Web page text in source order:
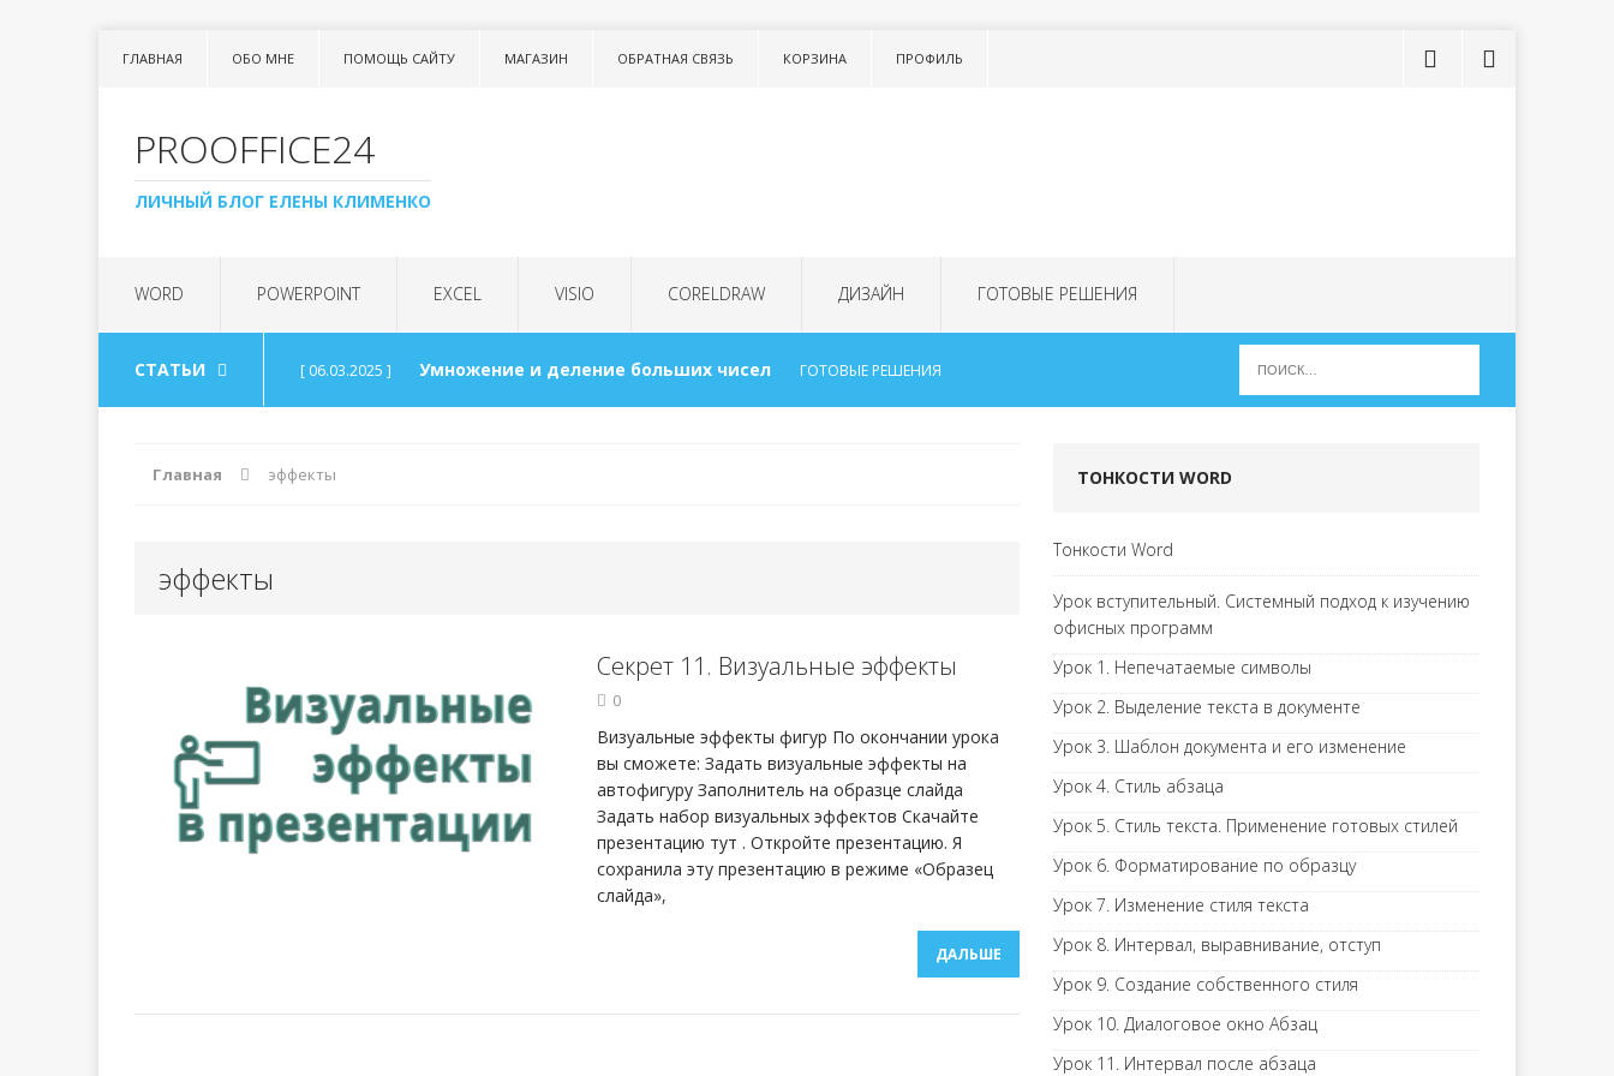
ГЛАВНАЯ ОБО МНЕ ПОМОЩЬ САЙТУ МАГАЗИН ОБРАТНАЯ СВЯЗЬ КОРЗИНА ПРОФИЛЬ
PROOFFICE24
ЛИЧНЫЙ БЛОГ ЕЛЕНЫ КЛИМЕНКО
WORD POWERPOINT EXCEL VISIO CORELDRAW ДИЗАЙН ГОТОВЫЕ РЕШЕНИЯ
СТАТЬИ [ 06.03.2025 ] Умножение и деление больших чисел ГОТОВЫЕ РЕШЕНИЯ
[ 06.03.2025 ] Урок 99. Список в тексте LISTNUM ТОНКОСТИ WORD
Урок 97. Выравнивание оглавления ТОНКОСТИ WORD
Главная эффекты
эффекты
Секрет 11. Визуальные эффекты
0
Визуальные эффекты фигур По окончании урока
вы сможете: Задать визуальные эффекты на
автофигуру Заполнитель на образце слайда
Задать набор визуальных эффектов Скачайте
презентацию тут . Откройте презентацию. Я
сохранила эту презентацию в режиме «Образец
слайда»,
ДАЛЬШЕ
ТОНКОСТИ WORD
Тонкости Word
Урок вступительный. Системный подход к изучению
офисных программ
Урок 1. Непечатаемые символы
Урок 2. Выделение текста в документе
Урок 3. Шаблон документа и его изменение
Урок 4. Стиль абзаца
Урок 5. Стиль текста. Применение готовых стилей
Урок 6. Форматирование по образцу
Урок 7. Изменение стиля текста
Урок 8. Интервал, выравнивание, отступ
Урок 9. Создание собственного стиля
Урок 10. Диалоговое окно Абзац
Урок 11. Интервал после абзаца